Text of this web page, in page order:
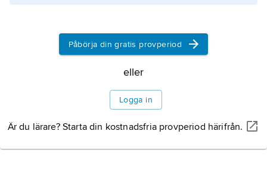
Påbörja din gratis provperiod
eller
Logga in
Är du lärare? Starta din kostnadsfria provperiod härifrån.